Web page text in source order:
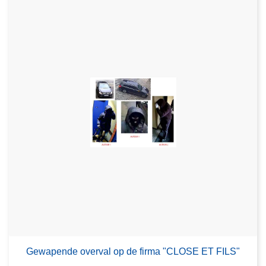
Gewapende overval op de firma "CLOSE ET FILS"